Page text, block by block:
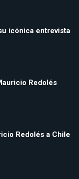
icónica entrevista
Redolés
Redolés a Chile